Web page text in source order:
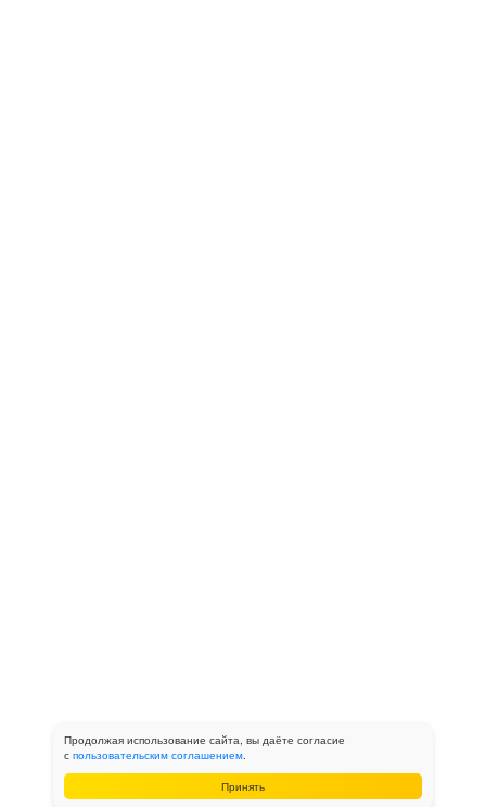
Продолжая использование сайта, вы даёте согласие
с пользовательским соглашением.
Принять